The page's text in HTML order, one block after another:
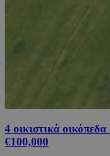
4 οικιστικά
€100,000